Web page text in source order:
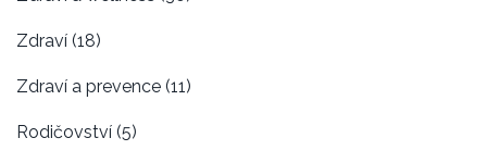
Zdraví (18)
Zdraví a prevence (11)
Rodičovství (5)